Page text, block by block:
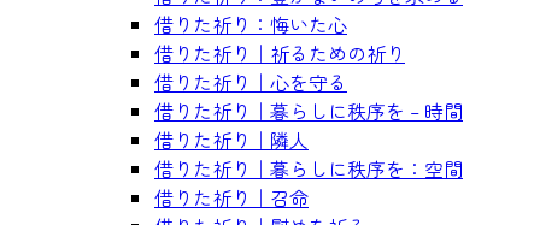
借りた祈り：悔いた心
借りた祈り｜祈るための祈り
借りた祈り｜心を守る
借りた祈り｜暮らしに秩序を – 時間
借りた祈り｜隣人
借りた祈り｜暮らしに秩序を：空間
借りた祈り｜召命